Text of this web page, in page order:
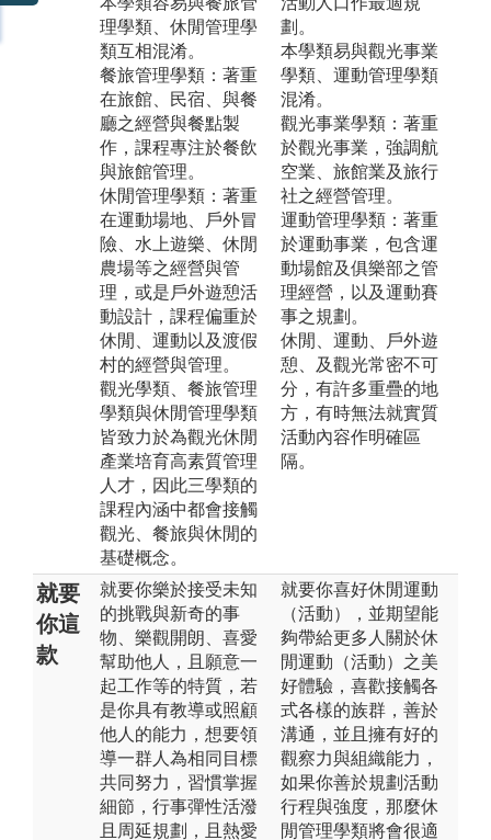
理學類、休閒管理學
類互相混淆。
餐旅管理學類：著重
在旅館、民宿、與餐
廳之經營與餐點製
作，課程專注於餐飲
與旅館管理。
休閒管理學類：著重
在運動場地、戶外冒
險、水上遊樂、休閒
農場等之經營與管
理，或是戶外遊憩活
動設計，課程偏重於
休閒、運動以及渡假
村的經營與管理。
觀光學類、餐旅管理
學類與休閒管理學類
皆致力於為觀光休閒
產業培育高素質管理
人才，因此三學類的
課程內涵中都會接觸
觀光、餐旅與休閒的
基礎概念。
劃。
本學類易與觀光事業
學類、運動管理學類
混淆。
觀光事業學類：著重
於觀光事業，強調航
空業、旅館業及旅行
社之經營管理。
運動管理學類：著重
於運動事業，包含運
動場館及俱樂部之管
理經營，以及運動賽
事之規劃。
休閒、運動、戶外遊
憩、及觀光常密不可
分，有許多重疊的地
方，有時無法就實質
活動內容作明確區
隔。
就要
你這
款
就要你樂於接受未知
的挑戰與新奇的事
物、樂觀開朗、喜愛
幫助他人，且願意一
起工作等的特質，若
是你具有教導或照顧
他人的能力，想要領
導一群人為相同目標
共同努力，習慣掌握
細節，行事彈性活潑
且周延規劃，且熱愛
就要你喜好休閒運動
（活動），並期望能
夠帶給更多人關於休
閒運動（活動）之美
好體驗，喜歡接觸各
式各樣的族群，善於
溝通，並且擁有好的
觀察力與組織能力，
如果你善於規劃活動
行程與強度，那麼休
閒管理學類將會很適